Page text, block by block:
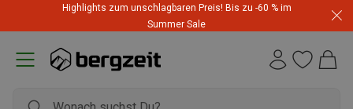
Highlights zum unschlagbaren Preis! Bis zu -60 % im
Summer Sale